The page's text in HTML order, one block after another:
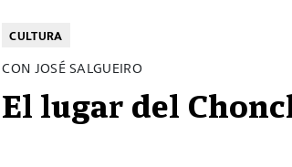
CULTURA
CON JOSÉ SALGUEIRO
El lugar del